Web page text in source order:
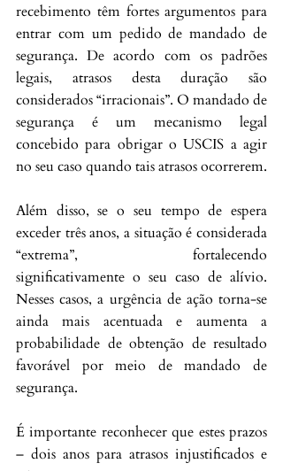
recebimento têm fortes argumentos para
entrar com um pedido de mandado de
segurança. De acordo com os padrões
legais, atrasos desta duração são
considerados “irracionais”. O mandado de
segurança é um mecanismo legal
concebido para obrigar o USCIS a agir
no seu caso quando tais atrasos ocorrerem.
Além disso, se o seu tempo de espera
exceder três anos, a situação é considerada
“extrema”, fortalecendo
significativamente o seu caso de alívio.
Nesses casos, a urgência de ação torna-se
ainda mais acentuada e aumenta a
probabilidade de obtenção de resultado
favorável por meio de mandado de
segurança.
É importante reconhecer que estes prazos
– dois anos para atrasos injustificados e